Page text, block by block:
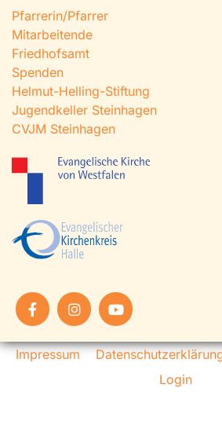
Pfarrerin/Pfarrer
Mitarbeitende
Friedhofsamt
Spenden
Helmut-Helling-Stiftung
Jugendkeller Steinhagen
CVJM Steinhagen
Impressum
Login